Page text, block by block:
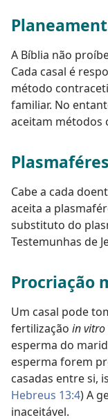
A Bíblia não
Cada casal é
método
familiar. No
aceitam métodos
Cabe a cada
aceita a
substituto do
Testemunhas de
Procriação
Um casal pode
fertilização in vitro
esperma do
esperma forem
casadas entre si,
Hebreus 13:4) A
inaceitável.